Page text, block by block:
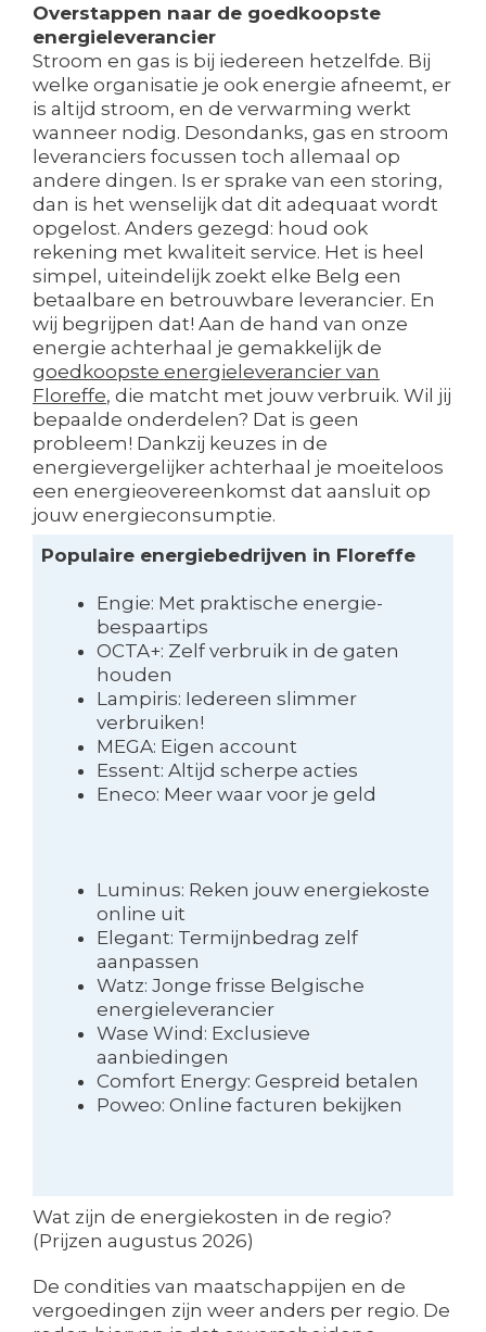
Overstappen naar de goedkoopste
energieleverancier
Stroom en gas is bij iedereen hetzelfde. Bij
welke organisatie je ook energie afneemt, er
is altijd stroom, en de verwarming werkt
wanneer nodig. Desondanks, gas en stroom
leveranciers focussen toch allemaal op
andere dingen. Is er sprake van een storing,
dan is het wenselijk dat dit adequaat wordt
opgelost. Anders gezegd: houd ook
rekening met kwaliteit service. Het is heel
simpel, uiteindelijk zoekt elke Belg een
betaalbare en betrouwbare leverancier. En
wij begrijpen dat! Aan de hand van onze
energie achterhaal je gemakkelijk de
goedkoopste energieleverancier van
Floreffe, die matcht met jouw verbruik. Wil jij
bepaalde onderdelen? Dat is geen
probleem! Dankzij keuzes in de
energievergelijker achterhaal je moeiteloos
een energieovereenkomst dat aansluit op
jouw energieconsumptie.
Populaire energiebedrijven in Floreffe
Engie: Met praktische energie-
bespaartips
OCTA+: Zelf verbruik in de gaten
houden
Lampiris: Iedereen slimmer
verbruiken!
MEGA: Eigen account
Essent: Altijd scherpe acties
Eneco: Meer waar voor je geld
Luminus: Reken jouw energiekoste
online uit
Elegant: Termijnbedrag zelf
aanpassen
Watz: Jonge frisse Belgische
energieleverancier
Wase Wind: Exclusieve
aanbiedingen
Comfort Energy: Gespreid betalen
Poweo: Online facturen bekijken
Wat zijn de energiekosten in de regio?
(Prijzen augustus 2026)
De condities van maatschappijen en de
vergoedingen zijn weer anders per regio. De